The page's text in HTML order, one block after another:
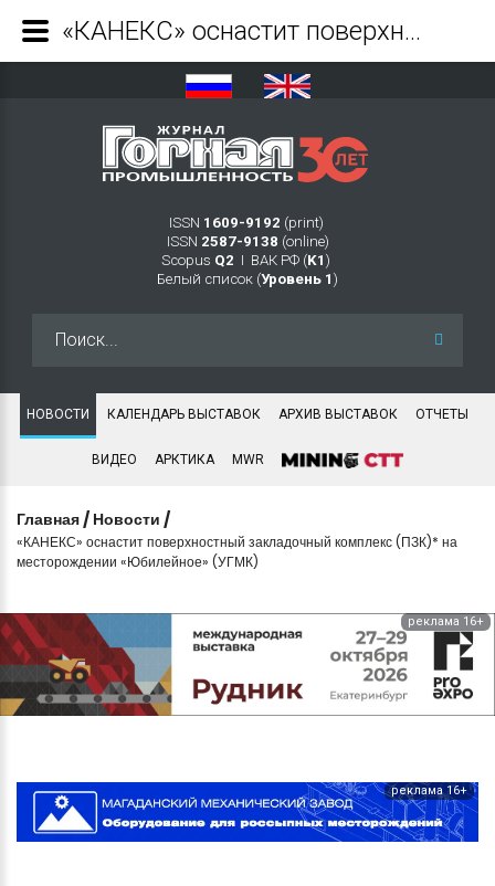
ISSN 1609-9192 (print)
ISSN 2587-9138 (online)
Scopus Q2 Ι ВАК РФ (K1 )
Белый список (Уровень 1 )
НОВОСТИ КАЛЕНДАРЬ ВЫСТАВОК АРХИВ ВЫСТАВОК ОТЧЕТЫ
ВИДЕО АРКТИКА MWR
Главная / Новости /
«КАНЕКС» оснастит поверхностный закладочный комплекс (ПЗК)* на
месторождении «Юбилейное» (УГМК)
реклама 16+
реклама 16+
«КАНЕКС» оснастит поверхностный закладочный комплекс (ПЗК)* на месторождении «Юбилейное» (УГМК) - Журнал Горная промышленность